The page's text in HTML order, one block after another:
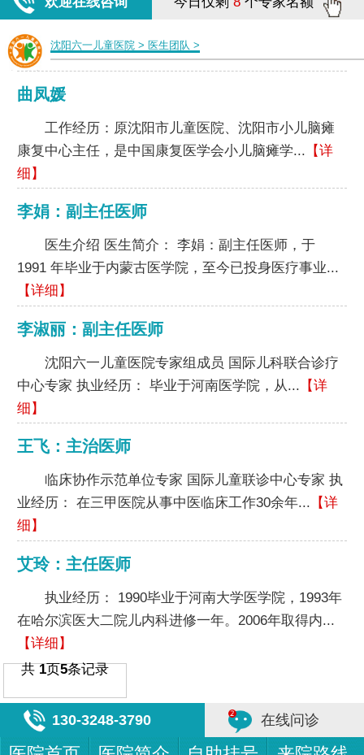
沈阳六一儿童医院> 医生团队 >
曲凤媛
工作经历：原沈阳市儿童医院、沈阳市小儿脑瘫
康复中心主任，是中国康复医学会小儿脑瘫学... 【详
细】
李娟：副主任医师
医生介绍 医生简介： 李娟：副主任医师，于
1991 年毕业于内蒙古医学院，至今已投身医疗事业...
【详细】
李淑丽：副主任医师
沈阳六一儿童医院专家组成员 国际儿科联合诊疗
中心专家 执业经历： 毕业于河南医学院，从... 【详
细】
王飞：主治医师
临床协作示范单位专家 国际儿童联诊中心专家 执
业经历： 在三甲医院从事中医临床工作30余年... 【详
细】
艾玲：主任医师
执业经历： 1990毕业于河南大学医学院，1993年
在哈尔滨医大二院儿内科进修一年。2006年取得内...
【详细】
共1页5条记录
130-3248-3790 在线问诊